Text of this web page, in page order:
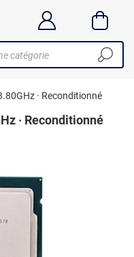
· Reconditionné
· Reconditionné